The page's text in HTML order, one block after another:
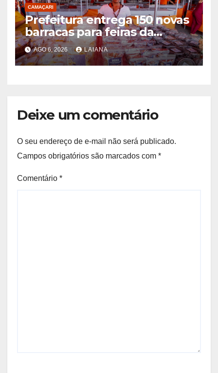
CAMAÇARI
Prefeitura entrega 150 novas
barracas para feiras da
agricultura familiar
AGO 6, 2026 LAIANA
Deixe um comentário
O seu endereço de e-mail não será publicado.
Campos obrigatórios são marcados com *
Comentário *